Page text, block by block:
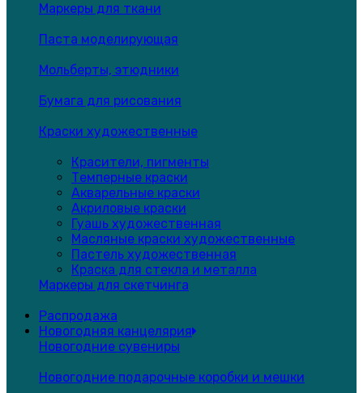
Маркеры для ткани
Паста моделирующая
Мольберты, этюдники
Бумага для рисования
Краски художественные
Красители, пигменты
Темперные краски
Акварельные краски
Акриловые краски
Гуашь художественная
Масляные краски художественные
Пастель художественная
Краска для стекла и металла
Маркеры для скетчинга
Распродажа
Новогодняя канцелярия
Новогодние сувениры
Новогодние подарочные коробки и мешки